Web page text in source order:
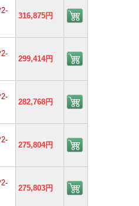
316,875円
299,414円
282,768円
275,804円
275,803円